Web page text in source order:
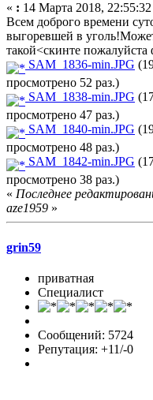
« : 14 Марта 2018, 22:55:32
Всем доброго времени
выгоревшей в
такой<скинте
SAM_1836-min.JPG
просмотрено 52 раз.)
SAM_1838-min.JPG
просмотрено 47 раз.)
SAM_1840-min.JPG
просмотрено 48 раз.)
SAM_1842-min.JPG
просмотрено 38 раз.)
« Последнее
aze1959 »
grin59
приватная
Специалист
Сообщений: 5724
Репутация: +11/-0